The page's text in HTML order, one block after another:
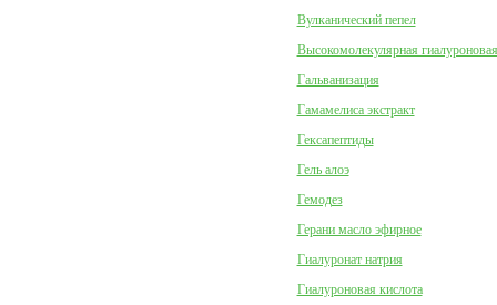
Вулканический пепел
Высокомолекулярная
Гальванизация
Гамамелиса экстракт
Гексапептиды
Гель алоэ
Гемодез
Герани масло эфирное
Гиалуронат натрия
Гиалуроновая кислота